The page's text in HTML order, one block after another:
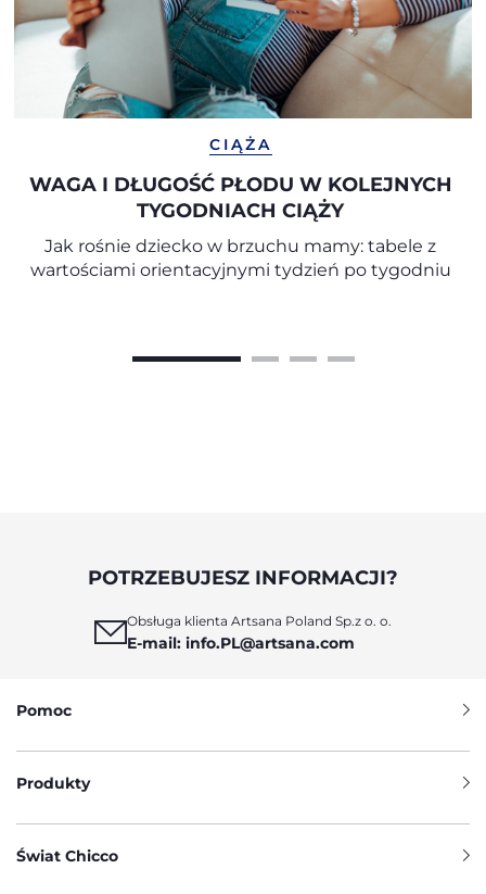
CIĄŻA
WAGA I DŁUGOŚĆ PŁODU W KOLEJNYCH
TYGODNIACH CIĄŻY
Jak rośnie dziecko w brzuchu mamy: tabele z
wartościami orientacyjnymi tydzień po tygodniu
POTRZEBUJESZ INFORMACJI?
Obsługa klienta Artsana Poland Sp.z o. o.
E-mail: info.PL@artsana.com
Pomoc
Produkty
Świat Chicco